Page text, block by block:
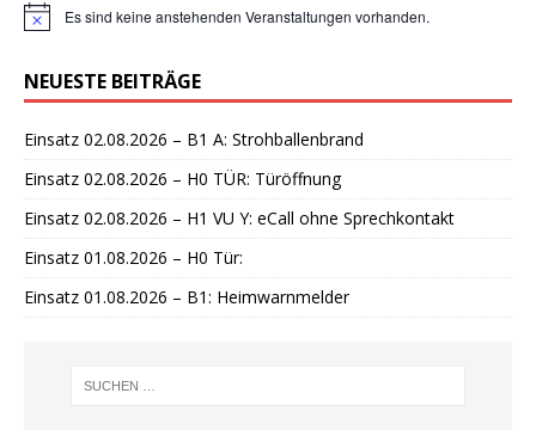
H
w
e
s
Es sind keine anstehenden Veranstaltungen vorhanden.
NEUESTE BEITRÄGE
Einsatz 02.08.2026 – B1 A: Strohballenbrand
Einsatz 02.08.2026 – H0 TÜR: Türöffnung
Einsatz 02.08.2026 – H1 VU Y: eCall ohne Sprechkontakt
Einsatz 01.08.2026 – H0 Tür:
Einsatz 01.08.2026 – B1: Heimwarnmelder